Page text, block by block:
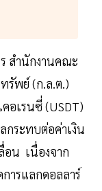
สำนักงานคณะ
รัพย์ (ก.ล.ต.)
อเรนซี่ (USDT)
ระทบต่อค่าเงิน
อน เนื่องจาก
ารแลกดอลลาร์